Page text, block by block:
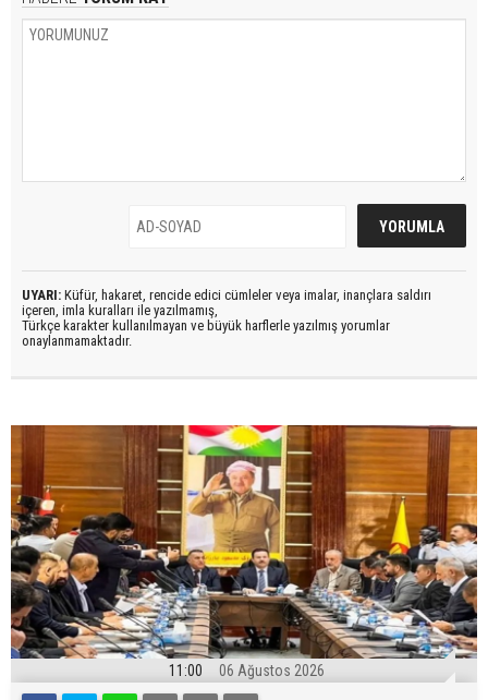
UYARI: Küfür, hakaret, rencide edici cümleler veya imalar, inançlara saldırı
içeren, imla kuralları ile yazılmamış,
Türkçe karakter kullanılmayan ve büyük harflerle yazılmış yorumlar
onaylanmamaktadır.
11:00 06 Ağustos 2026